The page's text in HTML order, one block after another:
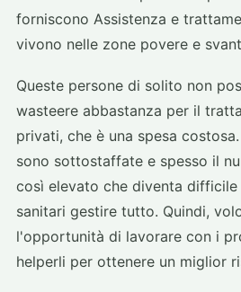
forniscono Assistenza e
vivono nelle zone povere e
Queste persone di solito non
wasteere abbastanza per il
privati, che è una spesa
sono sottostaffate e spesso il
così elevato che diventa
sanitari gestire tutto. Quindi,
l'opportunità di lavorare con i
helperli per ottenere un miglior